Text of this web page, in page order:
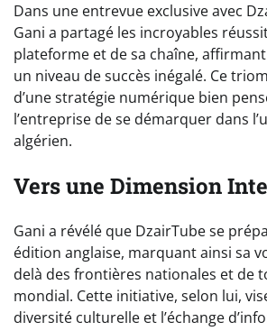
Dans une entrevue exclusive avec
Gani a partagé les incroyables
plateforme et de sa chaîne,
un niveau de succès inégalé. Ce
d’une stratégie numérique bien
l’entreprise de se démarquer dans
algérien.
Vers une Dimension
Gani a révélé que DzairTube se
édition anglaise, marquant ainsi sa
delà des frontières nationales et de
mondial. Cette initiative, selon lui,
diversité culturelle et l’échange